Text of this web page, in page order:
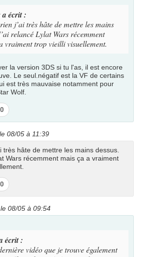
a écrit :
j’ai très hâte de mettre les mains
relancé Lylat Wars récemment
vraiment trop vieilli visuellement.
la version 3DS si tu l'as, il est encore
Le seul.négatif est la VF de certains
est très mauvaise notamment pour
Wolf.
J’aime
0
le 08/05 à 11:39
très hâte de mettre les mains dessus.
Wars récemment mais ça a vraiment
J’aime
0
le 08/05 à 09:54
écrit :
vidéo que je trouve également